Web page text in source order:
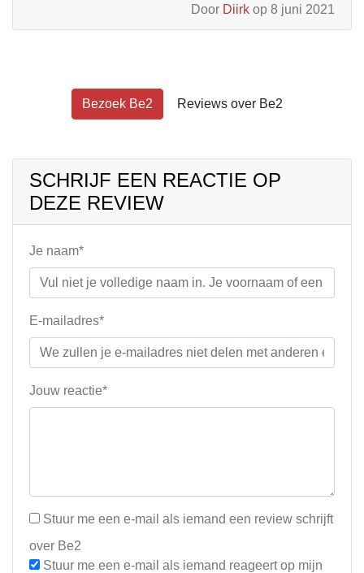
Door Diirk op 8 juni 2021
Bezoek Be2 Reviews over Be2
SCHRIJF EEN REACTIE OP
DEZE REVIEW
Je naam*
E-mailadres*
Jouw reactie*
Stuur me een e-mail als iemand een review schrijft
over Be2
Stuur me een e-mail als iemand reageert op mijn